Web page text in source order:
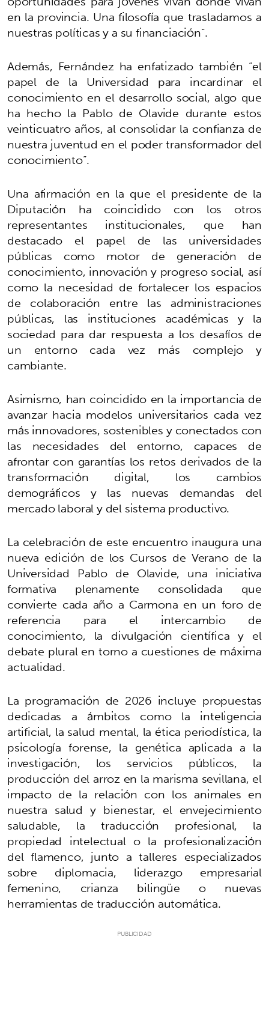
en la provincia. Una filosofía que trasladamos a
nuestras políticas y a su financiación”.
Además, Fernández ha enfatizado también “el
papel de la Universidad para incardinar el
conocimiento en el desarrollo social, algo que
ha hecho la Pablo de Olavide durante estos
veinticuatro años, al consolidar la confianza de
nuestra juventud en el poder transformador del
conocimiento”.
Una afirmación en la que el presidente de la
Diputación ha coincidido con los otros
representantes institucionales, que han
destacado el papel de las universidades
públicas como motor de generación de
conocimiento, innovación y progreso social, así
como la necesidad de fortalecer los espacios
de colaboración entre las administraciones
públicas, las instituciones académicas y la
sociedad para dar respuesta a los desafíos de
un entorno cada vez más complejo y
cambiante.
Asimismo, han coincidido en la importancia de
avanzar hacia modelos universitarios cada vez
más innovadores, sostenibles y conectados con
las necesidades del entorno, capaces de
afrontar con garantías los retos derivados de la
transformación digital, los cambios
demográficos y las nuevas demandas del
mercado laboral y del sistema productivo.
La celebración de este encuentro inaugura una
nueva edición de los Cursos de Verano de la
Universidad Pablo de Olavide, una iniciativa
formativa plenamente consolidada que
convierte cada año a Carmona en un foro de
referencia para el intercambio de
conocimiento, la divulgación científica y el
debate plural en torno a cuestiones de máxima
actualidad.
La programación de 2026 incluye propuestas
dedicadas a ámbitos como la inteligencia
artificial, la salud mental, la ética periodística, la
psicología forense, la genética aplicada a la
investigación, los servicios públicos, la
producción del arroz en la marisma sevillana, el
impacto de la relación con los animales en
nuestra salud y bienestar, el envejecimiento
saludable, la traducción profesional, la
propiedad intelectual o la profesionalización
del flamenco, junto a talleres especializados
sobre diplomacia, liderazgo empresarial
femenino, crianza bilingüe o nuevas
herramientas de traducción automática.